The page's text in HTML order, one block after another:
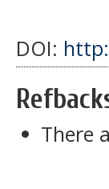
DOI:
There